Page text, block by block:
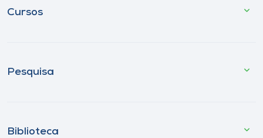
Cursos
Pesquisa
Biblioteca